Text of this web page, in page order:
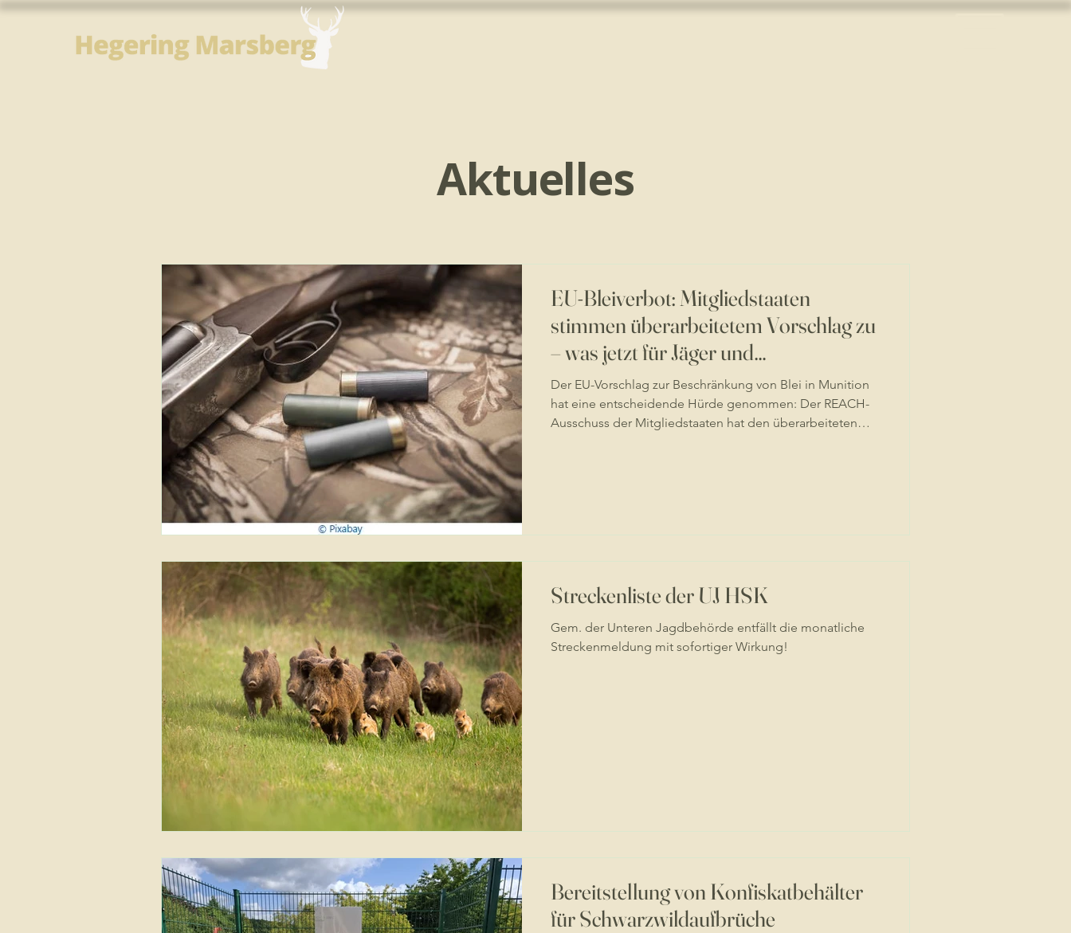
Aktuelles
EU-Bleiverbot: Mitgliedstaaten
stimmen überarbeitetem Vorschlag zu
– was jetzt für Jäger und
Sportschützen gilt
Der EU-Vorschlag zur Beschränkung von Blei in Munition
hat eine entscheidende Hürde genommen: Der REACH-
Ausschuss der Mitgliedstaaten hat den überarbeiteten
Streckenliste der UJ HSK
Gem. der Unteren Jagdbehörde entfällt die monatliche
Streckenmeldung mit sofortiger Wirkung!
Bereitstellung von Konfiskatbehälter
für Schwarzwildaufbrüche